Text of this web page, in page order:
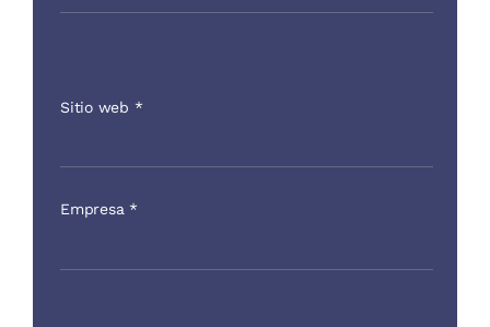
Sitio web *
Empresa *